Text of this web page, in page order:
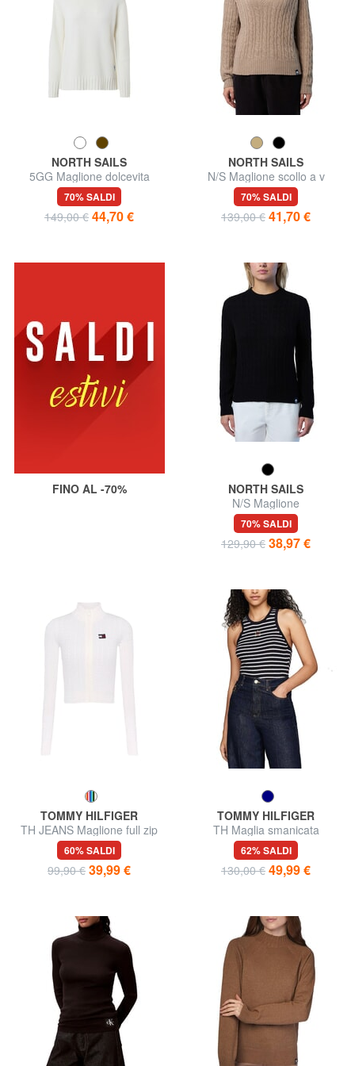
NORTH SAILS
5GG Maglione dolcevita
70% SALDI
149,00 € 44,70 €
NORTH SAILS
N/S Maglione scollo a v
70% SALDI
139,00 € 41,70 €
FINO AL -70%
NORTH SAILS
N/S Maglione
70% SALDI
129,90 € 38,97 €
TOMMY HILFIGER
TH JEANS Maglione full zip
60% SALDI
99,90 € 39,99 €
TOMMY HILFIGER
TH Maglia smanicata
62% SALDI
130,00 € 49,99 €